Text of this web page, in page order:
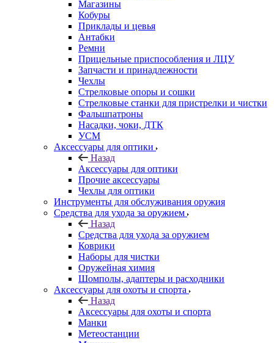
Магазины
Кобуры
Приклады и цевья
Антабки
Ремни
Прицельные приспособления и ЛЦУ
Запчасти и принадлежности
Чехлы
Стрелковые опоры и сошки
Стрелковые станки для пристрелки и чистки
Фальшпатроны
Насадки, чоки, ДТК
УСМ
Аксессуары для оптики
Назад
Аксессуары для оптики
Прочие аксессуары
Чехлы для оптики
Инструменты для обслуживания оружия
Средства для ухода за оружием
Назад
Средства для ухода за оружием
Коврики
Наборы для чистки
Оружейная химия
Шомполы, адаптеры и расходники
Аксессуары для охоты и спорта
Назад
Аксессуары для охоты и спорта
Манки
Метеостанции